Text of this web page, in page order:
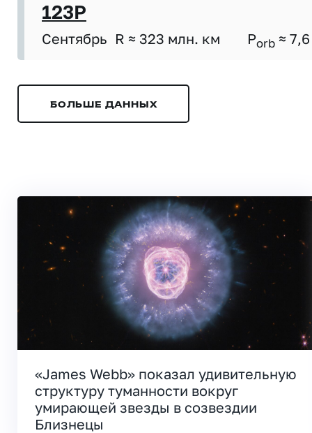
123P
Сентябрь R ≈ 323 млн. км Porb ≈ 7,6
БОЛЬШЕ ДАННЫХ
«James Webb» показал удивительную
структуру туманности вокруг
умирающей звезды в созвездии
Близнецы